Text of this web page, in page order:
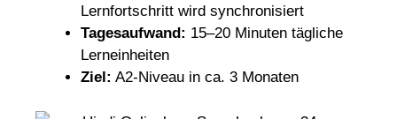
Lernfortschritt wird synchronisiert
Tagesaufwand: 15–20 Minuten tägliche
Lerneinheiten
Ziel: A2-Niveau in ca. 3 Monaten